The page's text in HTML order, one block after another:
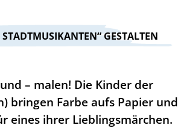
GESTALTEN
– malen! Die Kinder der
bringen Farbe aufs Papier und
eines ihrer Lieblingsmärchen.